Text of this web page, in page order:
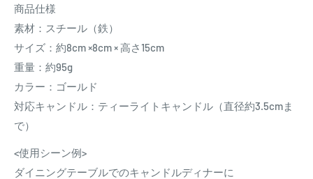
商品仕様
素材：スチール（鉄）
サイズ：約8cm ×8cm × 高さ15cm
重量：約95g
カラー：ゴールド
対応キャンドル：ティーライトキャンドル（直径約3.5cmま
で）
<使用シーン例>
ダイニングテーブルでのキャンドルディナーに